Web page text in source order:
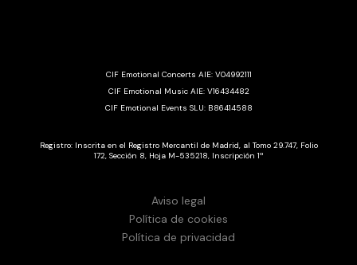
CIF Emotional Concerts AIE: V04992111
CIF Emotional Music AIE: V16434482
CIF Emotional Events SLU: B86414588
Registro: Inscrita en el Registro Mercantil de Madrid, al Tomo 29.747, Folio
172, Sección 8, Hoja M-535218, Inscripción 1ª
Aviso legal
Política de cookies
Política de privacidad